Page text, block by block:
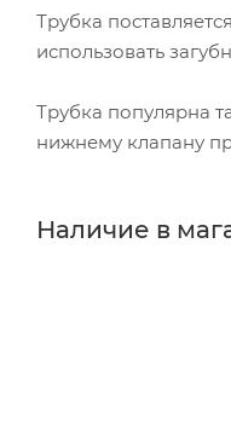
Трубка
использовать
Трубка популярна
нижнему клапану
Наличие в